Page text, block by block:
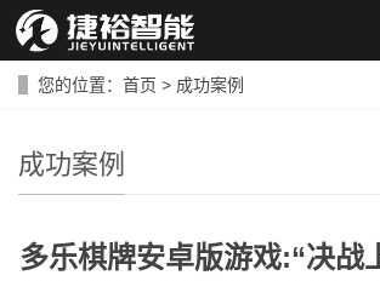
您的位置： 首页 > 成功案例
成功案例
多乐棋牌安卓版游戏:“决战